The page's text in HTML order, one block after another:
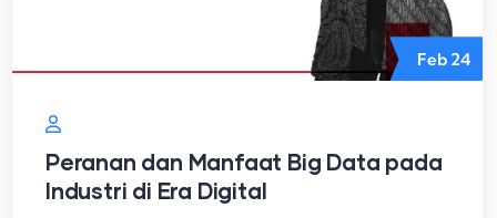
Feb 24
Peranan dan Manfaat Big Data pada
Industri di Era Digital